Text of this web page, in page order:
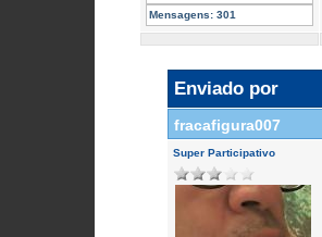
Mensagens: 301
Enviado por
fracafigura007
Super Participativo